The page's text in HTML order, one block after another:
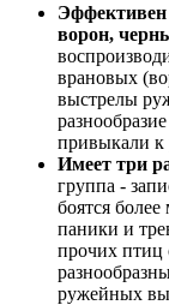
Эффективен
ворон,
врановых
выстрелы
привыкали к
Имеет три
группа -
боятся
паники и
прочих птиц
ружейных